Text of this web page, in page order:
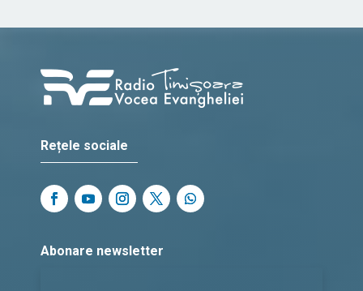
Rețele sociale
Abonare newsletter